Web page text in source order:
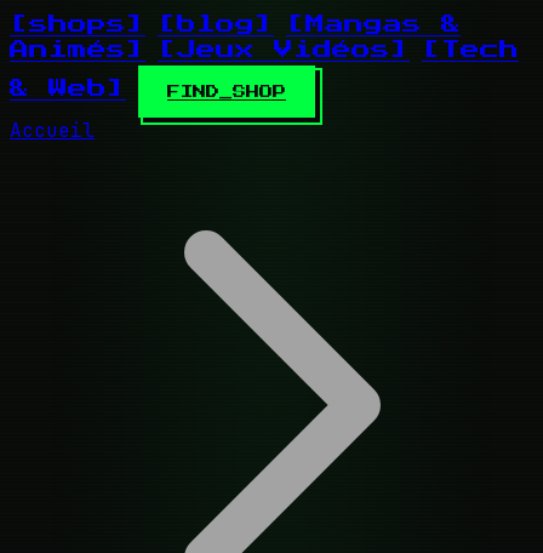
[shops] [blog]
[Mangas &
Animés]
[Jeux Vidéos]
[Tech
& Web]
FIND_SHOP
Accueil